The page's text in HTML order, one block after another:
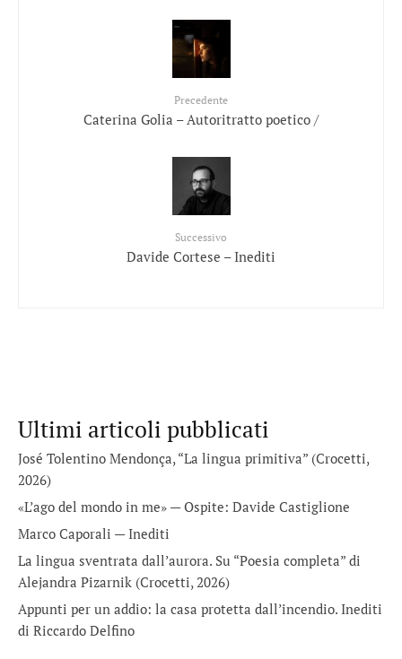
Precedente
Caterina Golia – Autoritratto poetico /
Successivo
Davide Cortese – Inediti
Ultimi articoli pubblicati
José Tolentino Mendonça, “La lingua primitiva” (Crocetti,
2026)
«L’ago del mondo in me» — Ospite: Davide Castiglione
Marco Caporali — Inediti
La lingua sventrata dall’aurora. Su “Poesia completa” di
Alejandra Pizarnik (Crocetti, 2026)
Appunti per un addio: la casa protetta dall’incendio. Inediti
di Riccardo Delfino